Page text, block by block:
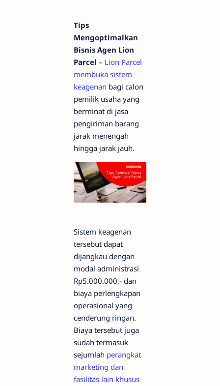
Tips
Mengoptimalkan
Bisnis Agen Lion
Parcel – Lion Parcel
membuka sistem
keagenan bagi calon
pemilik usaha yang
berminat di jasa
pengiriman barang
jarak menengah
hingga jarak jauh.
Sistem keagenan
tersebut dapat
dijangkau dengan
modal administrasi
Rp5.000.000,- dan
biaya perlengkapan
operasional yang
cenderung ringan.
Biaya tersebut juga
sudah termasuk
sejumlah perangkat
marketing dan
fasilitas lain khusus